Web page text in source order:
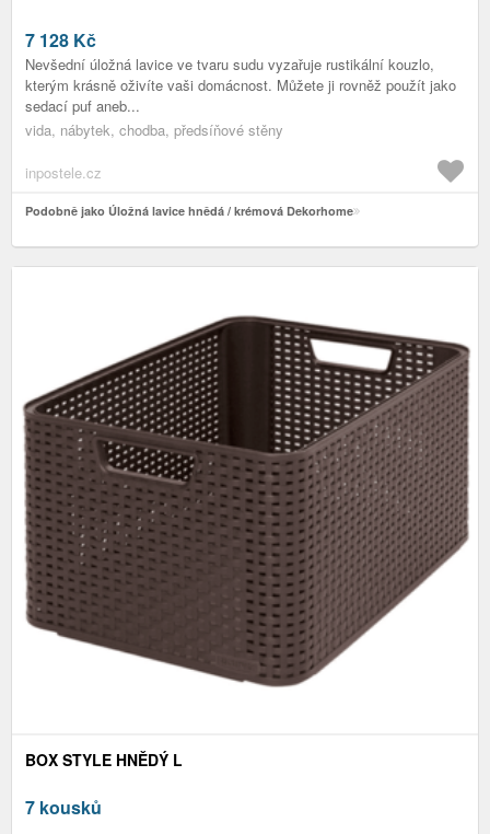
7 128 Kč
Nevšední úložná lavice ve tvaru sudu vyzařuje rustikální kouzlo,
kterým krásně oživíte vaši domácnost. Můžete ji rovněž použít jako
sedací puf aneb...
vida, nábytek, chodba, předsíňové stěny
inpostele.cz
Podobně jako Úložná lavice hnědá / krémová Dekorhome
BOX STYLE HNĚDÝ L
7 kousků